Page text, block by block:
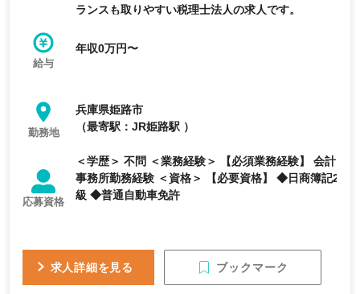
ランスも取りやすい税理士法人の求人です。
給与
年収0万円〜
勤務地
兵庫県姫路市
（最寄駅：JR姫路駅 ）
応募資格
＜学歴＞ 不問 ＜業務経験＞ 【必須業務経験】 会計
事務所勤務経験 ＜資格＞ 【必要資格】 ◆日商簿記2
級 ◆普通自動車免許
求人詳細を見る ブックマーク